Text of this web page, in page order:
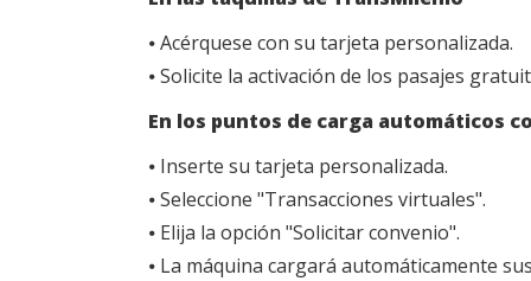
⦁ Acérquese con su tarjeta personalizada.
⦁ Solicite la activación de los pasajes
En los puntos de carga automáticos
⦁ Inserte su tarjeta personalizada.
⦁ Seleccione "Transacciones virtuales".
⦁ Elija la opción "Solicitar convenio".
⦁ La máquina cargará automáticamente